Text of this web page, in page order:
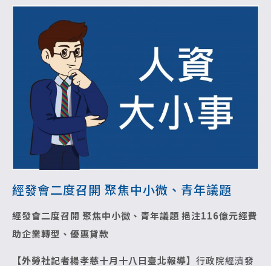
經發會二度召開 聚焦中小微、青年議題
經發會二度召開 聚焦中小微、青年議題 挹注116億元經費
助企業轉型、優惠貸款
【外勞社記者楊孝慈十月十八日臺北報導】 行政院經濟發